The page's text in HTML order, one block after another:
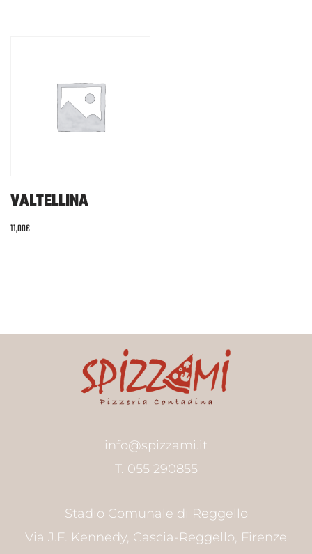
VALTELLINA
11,00€
info@spizzami.it
T. 055 290855
Stadio Comunale di Reggello
Via J.F. Kennedy, Cascia-Reggello, Firenze